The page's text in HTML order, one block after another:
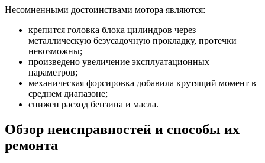
Несомненными достоинствами мотора являются:
крепится головка блока цилиндров через
металлическую безусадочную прокладку, протечки
невозможны;
произведено увеличение эксплуатационных
параметров;
механическая форсировка добавила крутящий момент в
среднем диапазоне;
снижен расход бензина и масла.
Обзор неисправностей и способы их
ремонта